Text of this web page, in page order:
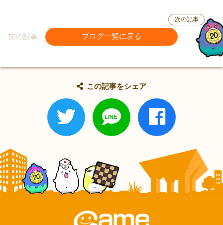
前の記事 ブログ一覧に戻る
次の記事
この記事をシェア